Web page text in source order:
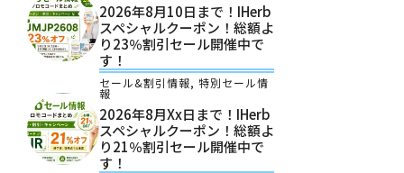
2026年8月10日まで！iHerb
スペシャルクーポン！総額よ
り23％割引セール開催中で
す！
セール&割引情報, 特別セール情
報
2026年8月xx日まで！iHerb
スペシャルクーポン！総額よ
り21％割引セール開催中で
す！